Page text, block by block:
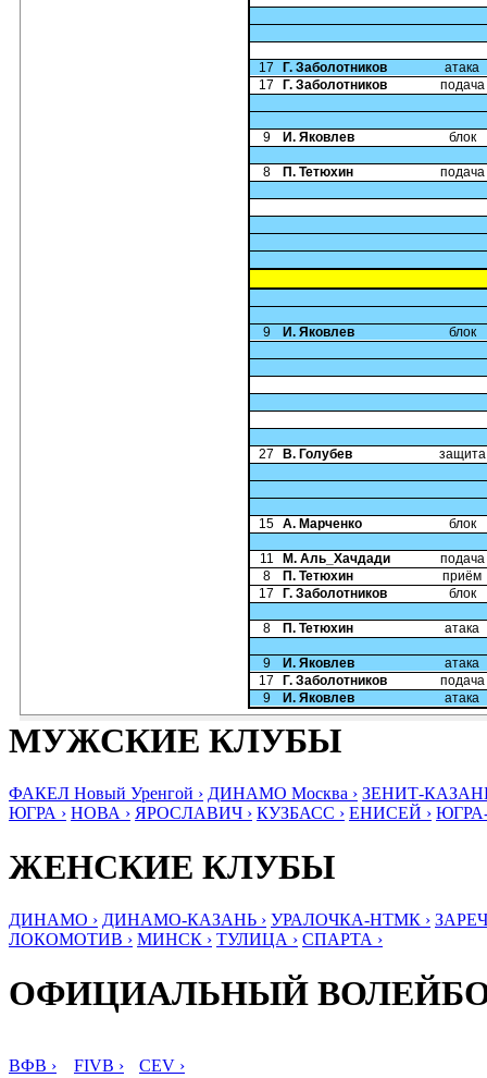
17 Г. Заболотников
атака
17
Г. Заболотников подача
9 И. Яковлев блок
8 П. Тетюхин подача
9 И. Яковлев блок
27 В. Голубев защита
15 А. Марченко блок
11 М. Аль_Хачдади
подача
8
П. Тетюхин
приём
17
Г. Заболотников блок
8 П. Тетюхин атака
9 И. Яковлев
атака
17
Г. Заболотников
подача
9
И. Яковлев атака
МУЖСКИЕ КЛУБЫ
ФАКЕЛ Новый Уренгой › ДИНАМО Москва › ЗЕНИТ-
ЮГРА › НОВА › ЯРОСЛАВИЧ › КУЗБАСС › ЕНИСЕЙ ›
ЖЕНСКИЕ КЛУБЫ
ДИНАМО › ДИНАМО-КАЗАНЬ › УРАЛОЧКА-НТМК ›
ЛОКОМОТИВ › МИНСК › ТУЛИЦА › СПАРТА ›
ОФИЦИАЛЬНЫЙ
ВФВ › FIVB › CEV ›